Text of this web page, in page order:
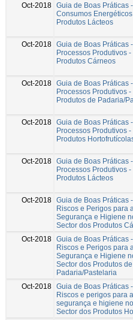
Oct-2018 Guia de Boas Práticas
Consumos
Produtos Lácteos
Oct-2018 Guia de Boas Práticas
Processos Produtivos
Produtos Cárneos
Oct-2018 Guia de Boas Práticas
Processos Produtivos
Produtos de Padaria/
Oct-2018 Guia de Boas Práticas
Processos Produtivos
Produtos
Oct-2018 Guia de Boas Práticas
Processos Produtivos
Produtos Lácteos
Oct-2018 Guia de Boas Práticas
Riscos e Perigos para
Segurança e Higiene
Sector dos Produtos
Oct-2018 Guia de Boas Práticas
Riscos e Perigos para
Segurança e Higiene
Sector dos Produtos de
Padaria/Pastelaria
Oct-2018 Guia de Boas Práticas
Riscos e perigos para
segurança e higiene
Sector dos Produtos